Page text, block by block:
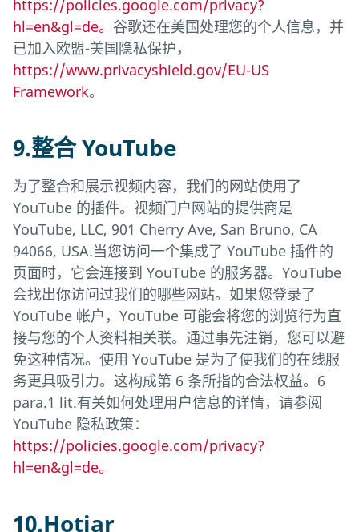
https://policies.google.com/privacy?
hl=en&gl=de。 谷歌还在美国处理您的个人信息，并
已加入欧盟-美国隐私保护，
https://www.privacyshield.gov/EU-US
Framework。
9.整合 YouTube
为了整合和展示视频内容，我们的网站使用了
YouTube 的插件。视频门户网站的提供商是
YouTube, LLC, 901 Cherry Ave, San Bruno, CA
94066, USA.当您访问一个集成了 YouTube 插件的
页面时，它会连接到 YouTube 的服务器。YouTube
会找出你访问过我们的哪些网站。如果您登录了
YouTube 帐户，YouTube 可能会将您的浏览行为直
接与您的个人资料相关联。通过事先注销，您可以避
免这种情况。使用 YouTube 是为了使我们的在线服
务更具吸引力。这构成第 6 条所指的合法权益。6
para.1 lit.有关如何处理用户信息的详情，请参阅
YouTube 隐私政策：
https://policies.google.com/privacy?
hl=en&gl=de。
10.Hotjar